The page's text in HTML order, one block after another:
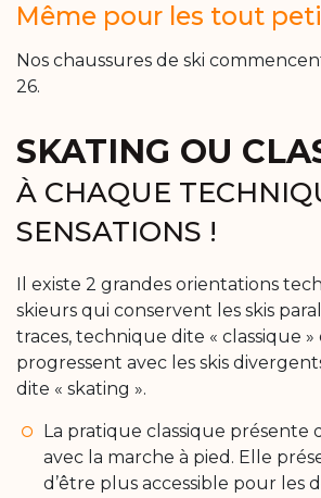
Même pour les tout
Nos chaussures de ski
26.
SKATING OU
À CHAQUE
SENSATIONS !
Il existe 2 grandes orientations
skieurs qui conservent les skis
traces, technique dite « classique
progressent avec les skis
dite « skating ».
La pratique classique présente
avec la marche à pied. Elle
d’être plus accessible pour les